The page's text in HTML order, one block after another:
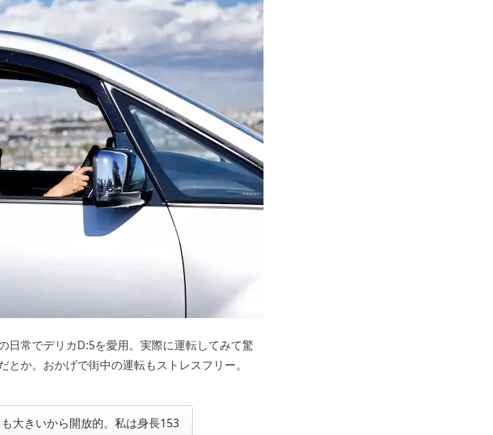
日常でデリカD:5を愛用。実際に運転してみて驚
とか。おかげで街中の運転もストレスフリー。
大きいから開放的。私は身長153